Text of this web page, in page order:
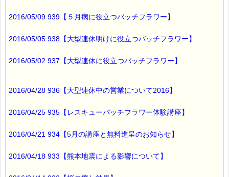
2016/05/09 939【５月病に役立つバッチフラワー】
2016/05/05 938【大型連休明けに役立つバッチフラワー】
2016/05/02 937【大型連休に役立つバッチフラワー】
2016/04/28 936【大型連休中の営業について2016】
2016/04/25 935【レスキューバッチフラワー体験講座】
2016/04/21 934【5月の講座と無料進呈のお知らせ】
2016/04/18 933【熊本地震による影響について】